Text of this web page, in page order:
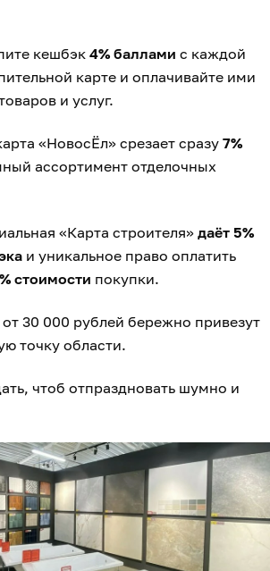
кешбэк 4% баллами с каждой
карте и оплачивайте ими
и услуг.
«НовосЁл» срезает сразу 7%
ассортимент отделочных
«Карта строителя» даёт 5%
и уникальное право оплатить
стоимости покупки.
от 30 000 рублей бережно привезут
точку области.
чтоб отпраздновать шумно и